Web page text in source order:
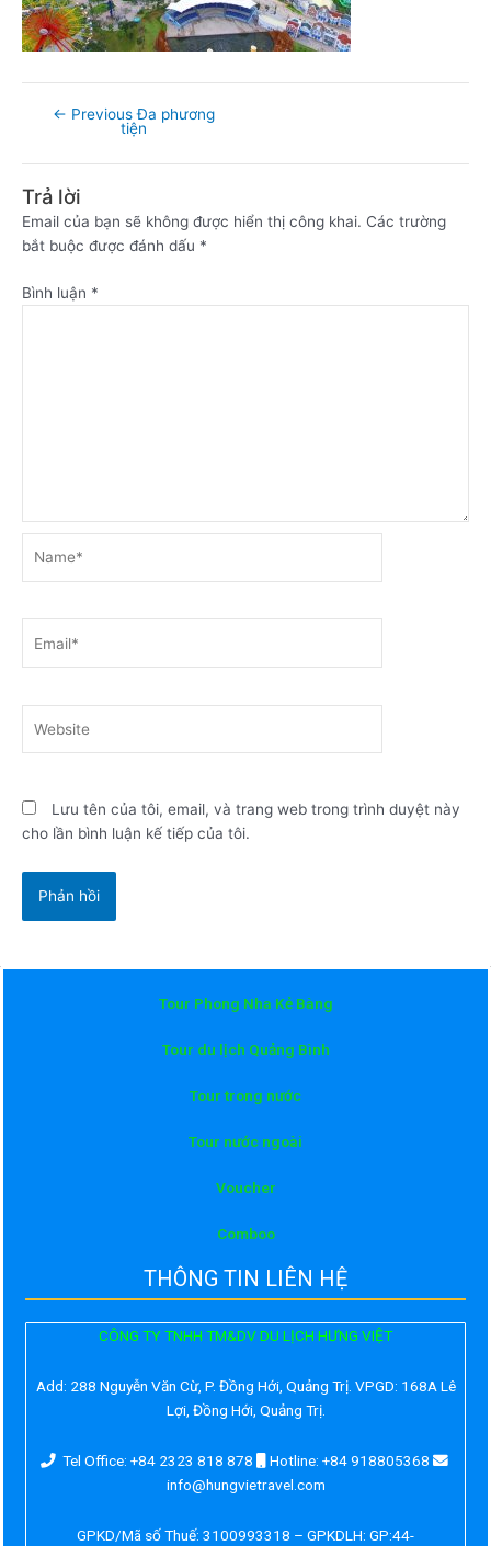
← Previous Đa phương
tiện
Trả lời
Email của bạn sẽ không được hiển thị công khai. Các trường
bắt buộc được đánh dấu *
Bình luận *
Lưu tên của tôi, email, và trang web trong trình duyệt này
cho lần bình luận kế tiếp của tôi.
Tour Phong Nha Kẻ Bàng
Tour du lịch Quảng Bình
Tour trong nước
Tour nước ngoài
Voucher
Comboo
THÔNG TIN LIÊN HỆ
CÔNG TY TNHH TM&DV DU LỊCH HƯNG VIỆT
Add: 288 Nguyễn Văn Cừ, P. Đồng Hới, Quảng Trị. VPGD: 168A Lê
Lợi, Đồng Hới, Quảng Trị.
Tel Office: +84 2323 818 878
Hotline: +84 918805368
info@hungvietravel.com
GPKD/Mã số Thuế: 3100993318 – GPKDLH: GP:44-